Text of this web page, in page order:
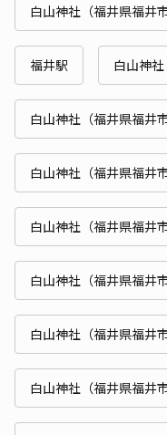
白山神社（福井県福井市
福井駅 白山神社
白山神社（福井県福井市
白山神社（福井県福井
白山神社（福井県福井市
白山神社（福井県福井
白山神社（福井県福井
白山神社（福井県福井